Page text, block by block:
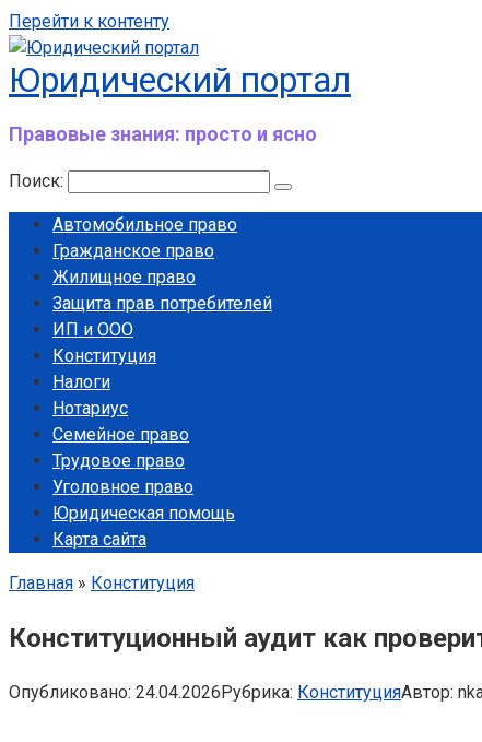
Перейти к контенту
Юридический портал
Правовые знания: просто и ясно
Поиск:
Автомобильное право
Гражданское право
Жилищное право
Защита прав потребителей
ИП и ООО
Конституция
Налоги
Нотариус
Семейное право
Трудовое право
Уголовное право
Юридическая помощь
Карта сайта
Главная » Конституция
Конституционный аудит как
Опубликовано: 24.04.2026Рубрика: КонституцияАвтор: